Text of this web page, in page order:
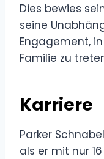
Dies bewies
seine
Engagement,
Familie zu
Karriere
Parker
als er mit nur